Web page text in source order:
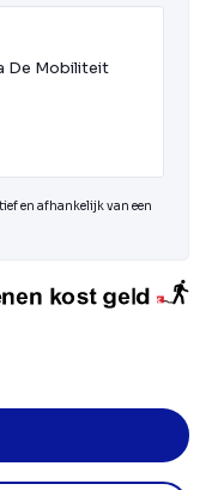
De Mobiliteit
en afhankelijk van een